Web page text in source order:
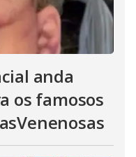
anda
os famosos